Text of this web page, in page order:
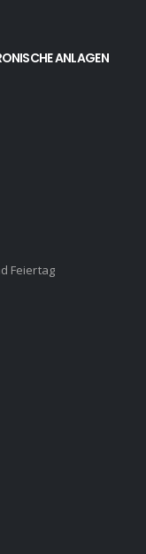
ANLAGEN
Feiertag